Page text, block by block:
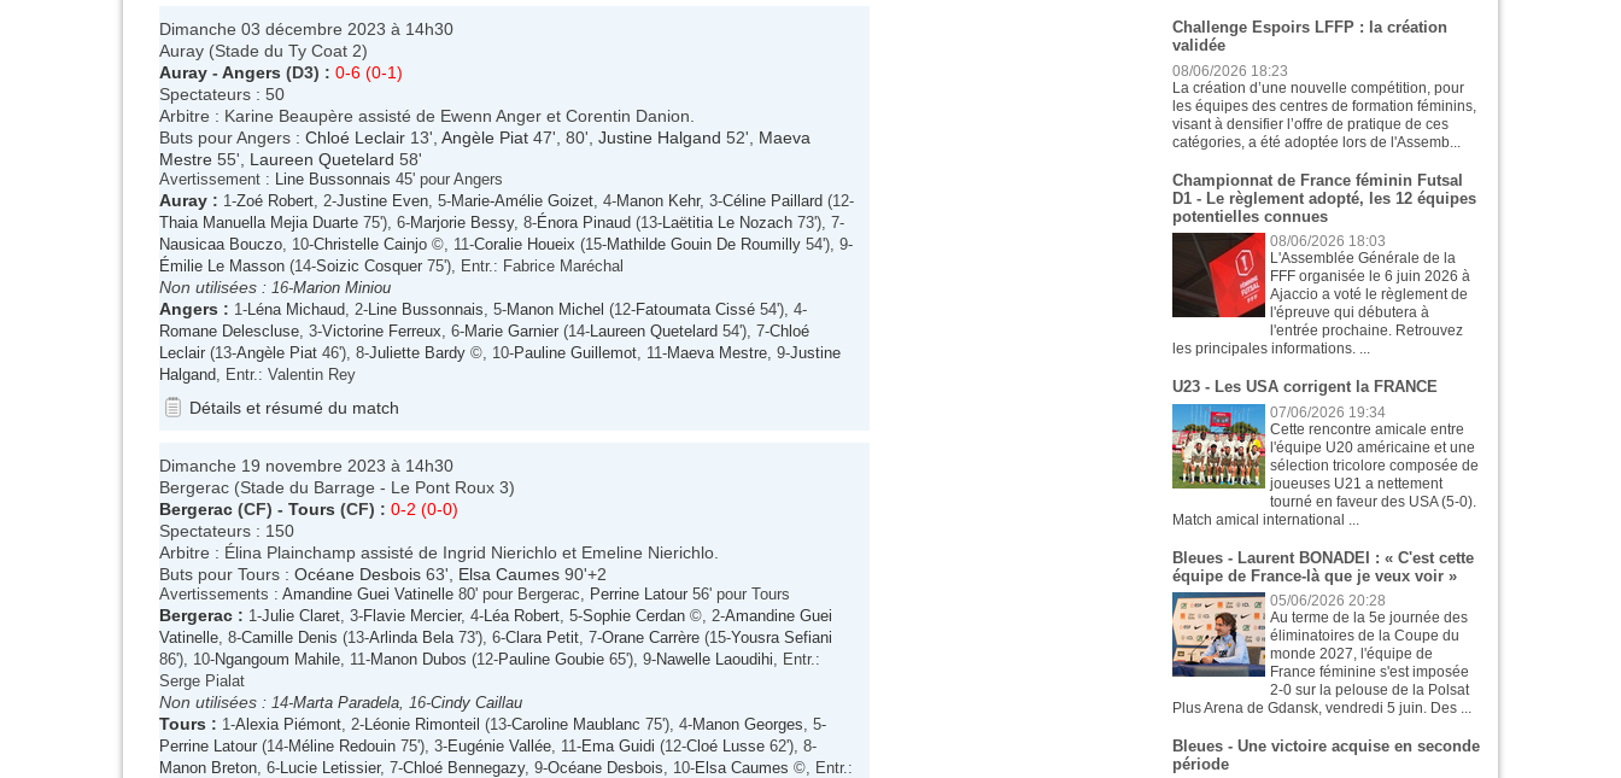
Dimanche 03 décembre 2023 à 14h30
Auray (Stade du Ty Coat 2)
Auray - Angers (D3) : 0-6 (0-1)
Spectateurs : 50
Arbitre : Karine Beaupère assisté de Ewenn Anger et Corentin Danion.
Buts pour Angers : Chloé Leclair 13', Angèle Piat 47', 80', Justine Halgand 52', Maeva
Mestre 55', Laureen Quetelard 58'
Avertissement : Line Bussonnais 45' pour Angers
Auray : 1-Zoé Robert , 2-Justine Even , 5-Marie-Amélie Goizet , 4-Manon Kehr, 3-Céline Paillard (12-
Thaia Manuella Mejia Duarte 75'), 6-Marjorie Bessy, 8-Énora Pinaud (13- Laëtitia Le Nozach 73'), 7-
Nausicaa Bouczo , 10-Christelle Cainjo ©, 11-Coralie Houeix (15-Mathilde Gouin De Roumilly 54'), 9-
Émilie Le Masson (14-Soizic Cosquer 75'), Entr.: Fabrice Maréchal
Non utilisées : 16-Marion Miniou
Angers : 1- Léna Michaud , 2- Line Bussonnais , 5-Manon Michel (12-Fatoumata Cissé 54'), 4-
Romane Delescluse , 3-Victorine Ferreux , 6-Marie Garnier (14- Laureen Quetelard 54'), 7-Chloé
Leclair (13-Angèle Piat 46'), 8-Juliette Bardy ©, 10-Pauline Guillemot , 11-Maeva Mestre , 9-Justine
Halgand , Entr.: Valentin Rey
Détails et résumé du match
Dimanche 19 novembre 2023 à 14h30
Bergerac (Stade du Barrage - Le Pont Roux 3)
Bergerac (CF) - Tours (CF) : 0-2 (0-0)
Spectateurs : 150
Arbitre : Élina Plainchamp assisté de Ingrid Nierichlo et Emeline Nierichlo.
Buts pour Tours : Océane Desbois 63', Elsa Caumes 90'+2
Avertissements : Amandine Guei Vatinelle 80' pour Bergerac, Perrine Latour 56' pour Tours
Bergerac : 1-Julie Claret , 3-Flavie Mercier, 4- Léa Robert , 5-Sophie Cerdan ©, 2-Amandine Guei
Vatinelle , 8-Camille Denis (13-Arlinda Bela 73'), 6-Clara Petit , 7-Orane Carrère (15-Yousra Sefiani
86'), 10-Ngangoum Mahile , 11-Manon Dubos (12-Pauline Goubie 65'), 9-Nawelle Laoudihi , Entr.:
Serge Pialat
Non utilisées : 14-Marta Paradela , 16-Cindy Caillau
Tours : 1-Alexia Piémont , 2- Léonie Rimonteil (13-Caroline Maublanc 75'), 4-Manon Georges , 5-
Perrine Latour (14-Méline Redouin 75'), 3-Eugénie Vallée , 11-Ema Guidi (12-Cloé Lusse 62'), 8-
Manon Breton , 6- Lucie Letissier, 7-Chloé Bennegazy, 9-Océane Desbois , 10-Elsa Caumes ©, Entr.:
Challenge Espoirs LFFP : la création
validée
08/06/2026 18:23
La création d’une nouvelle compétition, pour
les équipes des centres de formation féminins,
visant à densifier l’offre de pratique de ces
catégories, a été adoptée lors de l'Assemb...
Championnat de France féminin Futsal
D1 - Le règlement adopté, les 12 équipes
potentielles connues
08/06/2026 18:03
L'Assemblée Générale de la
FFF organisée le 6 juin 2026 à
Ajaccio a voté le règlement de
l'épreuve qui débutera à
l'entrée prochaine. Retrouvez
les principales informations. ...
U23 - Les USA corrigent la FRANCE
07/06/2026 19:34
Cette rencontre amicale entre
l'équipe U20 américaine et une
sélection tricolore composée de
joueuses U21 a nettement
tourné en faveur des USA (5-0).
Match amical international ...
Bleues - Laurent BONADEI : « C'est cette
équipe de France-là que je veux voir »
05/06/2026 20:28
Au terme de la 5e journée des
éliminatoires de la Coupe du
monde 2027, l'équipe de
France féminine s'est imposée
2-0 sur la pelouse de la Polsat
Plus Arena de Gdansk, vendredi 5 juin. Des ...
Bleues - Une victoire acquise en seconde
période